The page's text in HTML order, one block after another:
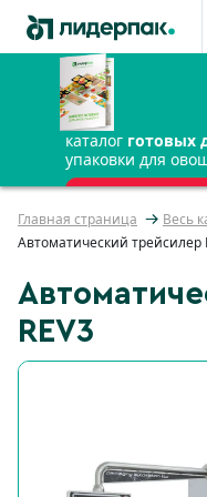
каталог готовых
упаковки для
ПОЛУЧИТЬ
Главная страница
Весь
Автоматический трейсилер
REV3